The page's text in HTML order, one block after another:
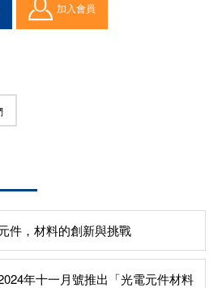
加入會員
件，材料的創新與挑戰
年十一月號推出「光電元件材料